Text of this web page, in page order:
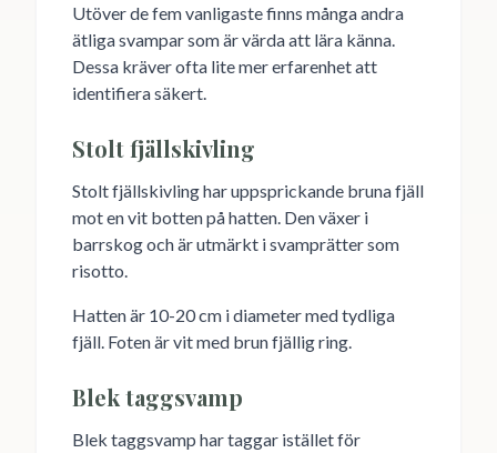
Utöver de fem vanligaste finns många andra
ätliga svampar som är värda att lära känna.
Dessa kräver ofta lite mer erfarenhet att
identifiera säkert.
Stolt fjällskivling
Stolt fjällskivling har uppsprickande bruna fjäll
mot en vit botten på hatten. Den växer i
barrskog och är utmärkt i svamprätter som
risotto.
Hatten är 10-20 cm i diameter med tydliga
fjäll. Foten är vit med brun fjällig ring.
Blek taggsvamp
Blek taggsvamp har taggar istället för